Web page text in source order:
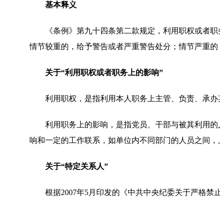
基本释义
《条例》第九十四条第二款规定 ， 利用职权或者
情节较重的，给予警告或者严重警告处分；情节严重
关于“利用职权或者职务上的影响”
利用职权，是指利用本人职务上主管、负责、承办
利用职务上的影响，是指党员、干部与被其利用的
响和一定的工作联系，如单位内不同部门的人员之间
关于“特定关系人”
根据2007年5月印发的《中共中央纪委关于严格